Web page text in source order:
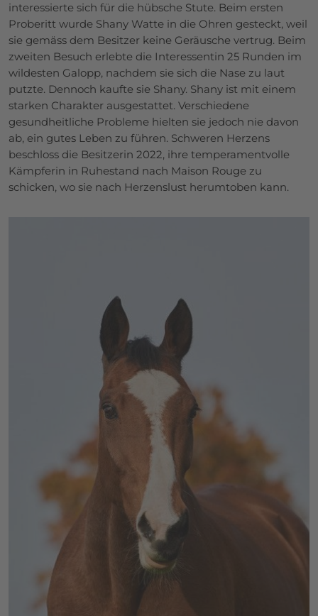
interessierte sich für die hübsche Stute. Beim ersten
Proberitt wurde Shany Watte in die Ohren gesteckt, weil
sie gemäss dem Besitzer keine Geräusche vertrug. Beim
zweiten Besuch erlebte die Interessentin 25 Runden im
wildesten Galopp, nachdem sie sich die Nase zu laut
putzte. Dennoch kaufte sie Shany. Shany ist mit einem
starken Charakter ausgestattet. Verschiedene
gesundheitliche Probleme hielten sie jedoch nie davon
ab, ein gutes Leben zu führen. Schweren Herzens
beschloss die Besitzerin 2022, ihre temperamentvolle
Kämpferin in Ruhestand nach Maison Rouge zu
schicken, wo sie nach Herzenslust herumtoben kann.